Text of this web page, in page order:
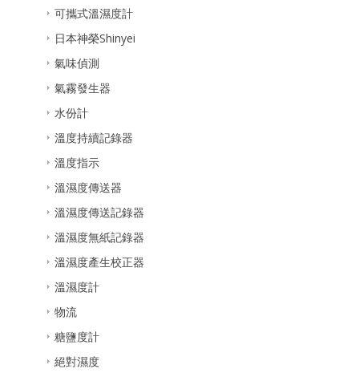
可攜式溫濕度計
日本神榮Shinyei
氣味偵測
氣霧發生器
水份計
溫度持續記錄器
溫度指示
溫濕度傳送器
溫濕度傳送記錄器
溫濕度無紙記錄器
溫濕度產生校正器
溫濕度計
物流
糖鹽度計
絕對濕度